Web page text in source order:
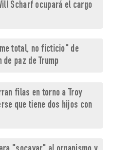
Scharf ocupará el cargo
total, no ficticio" de
paz de Trump
filas en torno a Troy
que tiene dos hijos con